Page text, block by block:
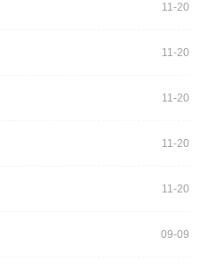
11-20
11-20
11-20
11-20
11-20
09-09